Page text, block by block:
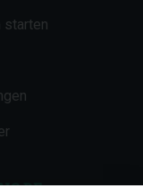
starten